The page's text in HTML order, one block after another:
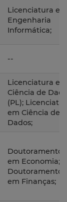
Licenciatura em
Engenharia
Informática;
--
Licenciatura em
Ciência de
(PL);
em Ciência de
Dados;
Doutoramento
em Economia;
Doutoramento
em Finanças;